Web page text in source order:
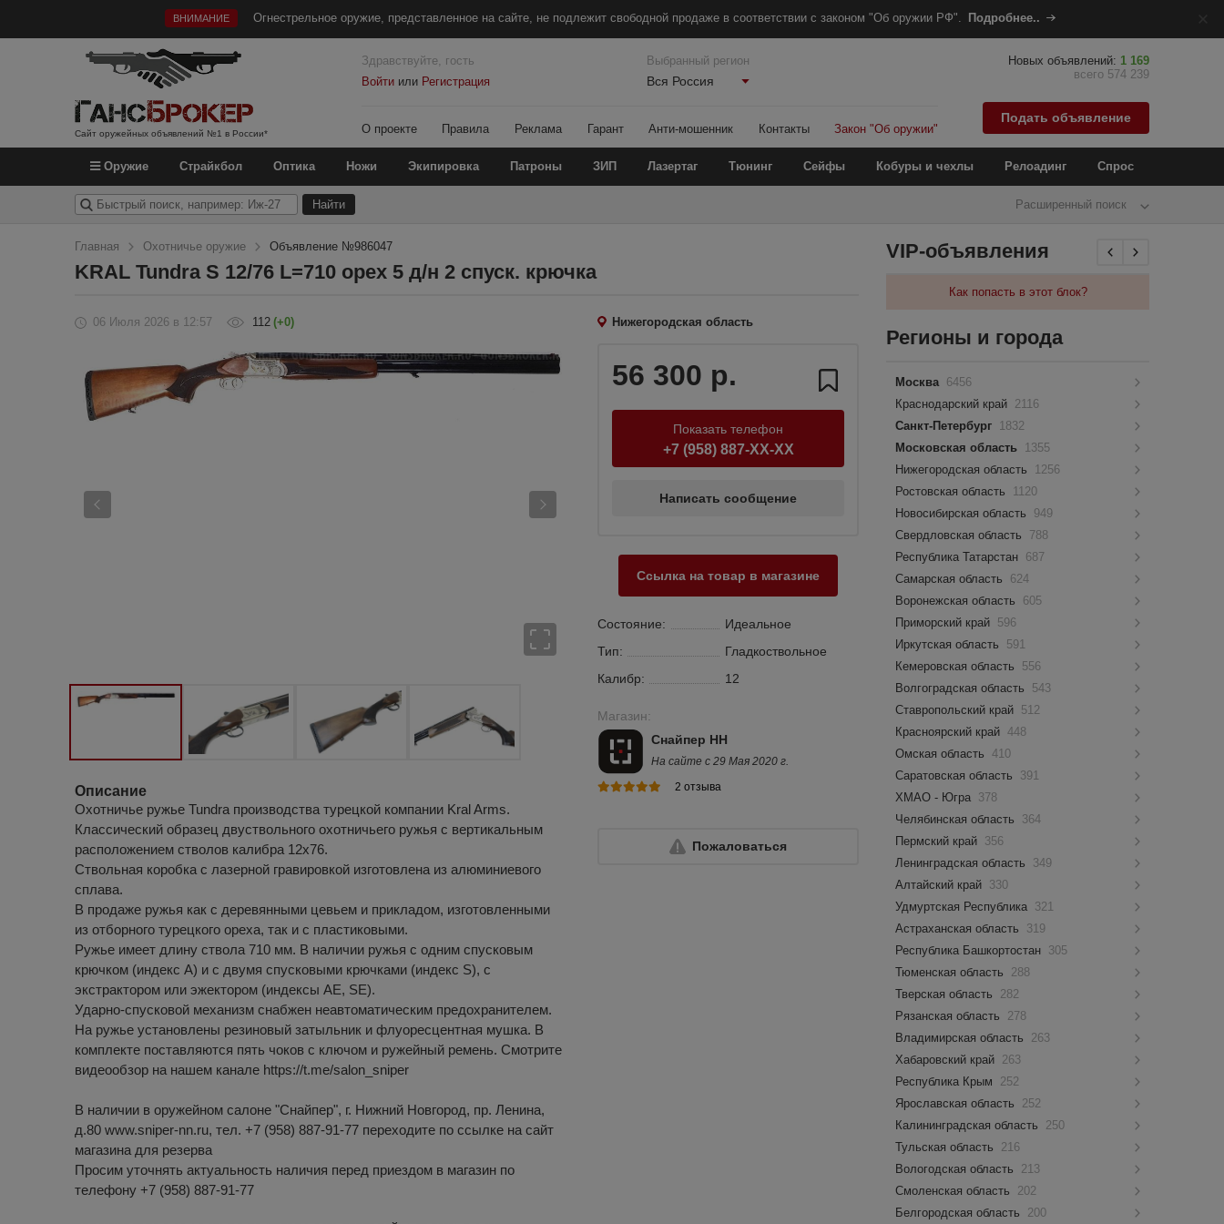
ВНИМАНИЕ Огнестрельное оружие, представленное на сайте, не подлежит свободной продаже в соответствии с законом "Об оружии РФ". Подробнее..
Сайт оружейных объявлений №1 в России*
Здравствуйте, гость
Войтиили Регистрация
Выбранный регион
Вся Россия
О проекте Правила Реклама Гарант Анти-мошенник Контакты Закон "Об оружии"
Новых объявлений: 1 169
всего 574 239
Подать объявление
Оружие Страйкбол Оптика Ножи Экипировка Патроны ЗИП Лазертаг Тюнинг Сейфы Кобуры и чехлы Релоадинг Спрос
Расширенный поиск
Главная Охотничье оружие Объявление №986047
KRAL Tundra S 12/76 L=710 орех 5 д/н 2 спуск. крючка
06 Июля 2026 в 12:57 112 (+0) Нижегородская область
Описание
Охотничье ружье Tundra производства турецкой компании Kral Arms.
Классический образец двуствольного охотничьего ружья с вертикальным
расположением стволов калибра 12х76.
Ствольная коробка с лазерной гравировкой изготовлена из алюминиевого
сплава.
В продаже ружья как с деревянными цевьем и прикладом, изготовленными
из отборного турецкого ореха, так и с пластиковыми.
Ружье имеет длину ствола 710 мм. В наличии ружья с одним спусковым
крючком (индекс А) и с двумя спусковыми крючками (индекс S), с
экстрактором или эжектором (индексы AE, SE).
Ударно-спусковой механизм снабжен неавтоматическим предохранителем.
На ружье установлены резиновый затыльник и флуоресцентная мушка. В
комплекте поставляются пять чоков с ключом и ружейный ремень. Смотрите
видеообзор на нашем канале https://t.me/salon_sniper
В наличии в оружейном салоне "Снайпер", г. Нижний Новгород, пр. Ленина,
д.80 www.sniper-nn.ru, тел. +7 (958) 887-91-77 переходите по ссылке на сайт
магазина для резерва
Просим уточнять актуальность наличия перед приездом в магазин по
телефону +7 (958) 887-91-77
56 300 р.
Показать телефон
+7 (958) 887-XX-XX
Написать сообщение
Ссылка на товар в магазине
Состояние:
Идеальное
Тип:
Гладкоствольное
Калибр:
12
Магазин:
Снайпер НН
На сайте с 29 Мая 2020 г.
2 отзыва
Пожаловаться
VIP-объявления
Как попасть в этот блок?
Регионы и города
Москва 6456
Краснодарский край 2116
Санкт-Петербург 1832
Московская область 1355
Нижегородская область
1256
Ростовская область
1120
Новосибирская область
949
Свердловская область
788
Республика Татарстан 687
Самарская область
624
Воронежская область
605
Приморский край 596
Иркутская область
591
Кемеровская область
556
Волгоградская область
543
Ставропольский край 512
Красноярский край 448
Омская область
410
Саратовская область
391
ХМАО - Югра 378
Челябинская область
364
Пермский край 356
Ленинградская область
349
Алтайский край 330
Удмуртская Республика 321
Астраханская область
319
Республика Башкортостан 305
Тюменская область
288
Тверская область
282
Рязанская область
278
Владимирская область
263
Хабаровский край 263
Республика Крым
252
Ярославская область
252
Калининградская область
250
Тульская область
216
Вологодская область
213
Смоленская область
202
Белгородская область
200